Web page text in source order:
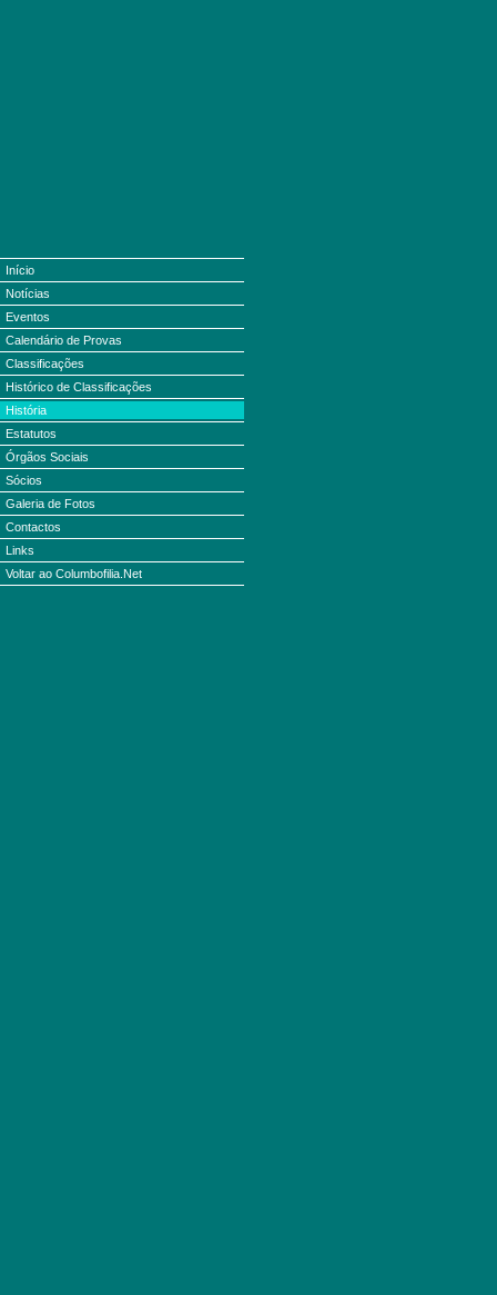
Início
Notícias
Eventos
Calendário de Provas
Classificações
Histórico de Classificações
História
Estatutos
Órgãos Sociais
Sócios
Galeria de Fotos
Contactos
Links
Voltar ao Columbofilia.Net